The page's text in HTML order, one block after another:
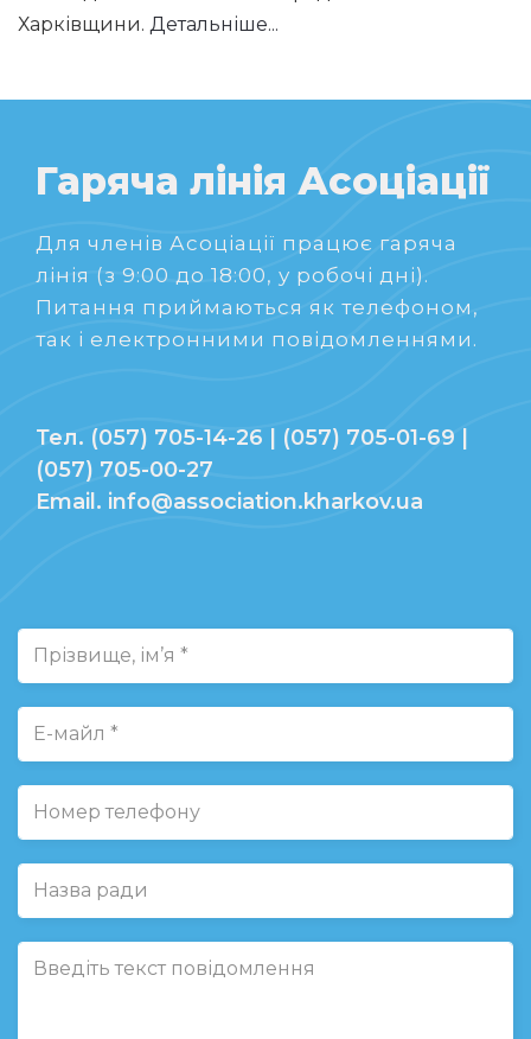
Харківщини. Детальніше...
Гаряча лінія Асоціації
Для членів Асоціації працює гаряча
лінія (з 9:00 до 18:00, у робочі дні).
Питання приймаються як телефоном,
так і електронними повідомленнями.
Тел. (057) 705-14-26 | (057) 705-01-69 |
(057) 705-00-27
Email. info@association.kharkov.ua